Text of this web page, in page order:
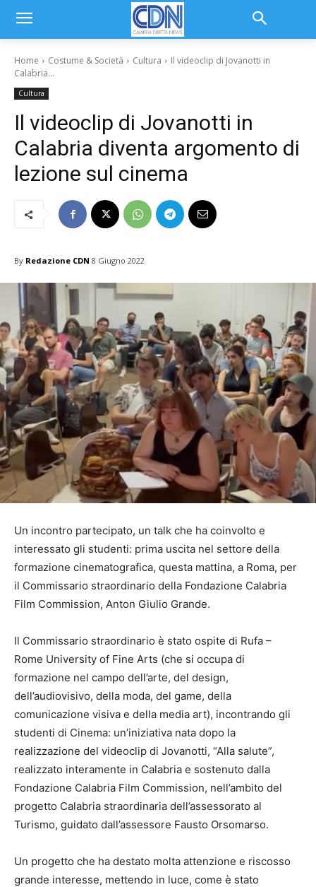
Home Costume & Società Cultura
Il videoclip di Jovanotti in
Calabria...
Cultura
Il videoclip di Jovanotti in
Calabria diventa argomento di
lezione sul cinema
By Redazione CDN 8 Giugno 2022
Un incontro partecipato, un talk che ha coinvolto e
interessato gli studenti: prima uscita nel settore della
formazione cinematografica, questa mattina, a Roma, per
il Commissario straordinario della Fondazione Calabria
Film Commission, Anton Giulio Grande.
Il Commissario straordinario è stato ospite di Rufa –
Rome University of Fine Arts (che si occupa di
formazione nel campo dell’arte, del design,
dell’audiovisivo, della moda, del game, della
comunicazione visiva e della media art), incontrando gli
studenti di Cinema: un’iniziativa nata dopo la
realizzazione del videoclip di Jovanotti, “Alla salute”,
realizzato interamente in Calabria e sostenuto dalla
Fondazione Calabria Film Commission, nell’ambito del
progetto Calabria straordinaria dell’assessorato al
Turismo, guidato dall’assessore Fausto Orsomarso.
Un progetto che ha destato molta attenzione e riscosso
grande interesse, mettendo in luce, come è stato